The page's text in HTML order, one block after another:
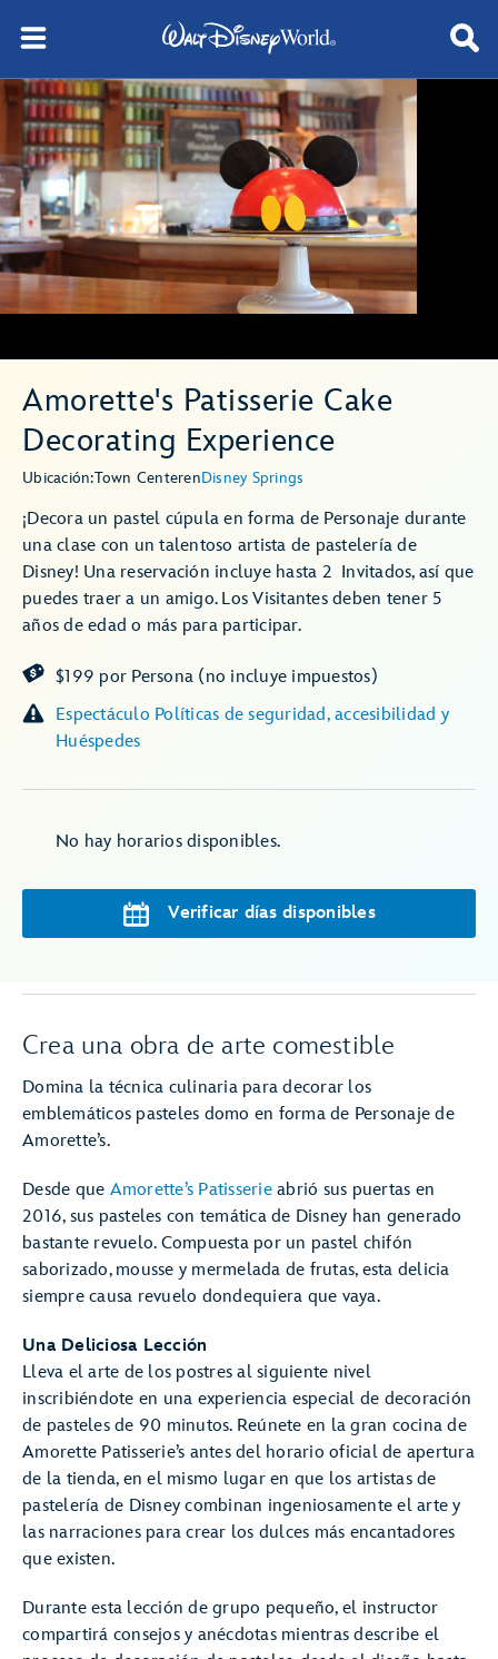
Amorette's Patisserie Cake
Decorating Experience
Ubicación:Town CenterenDisney Springs
¡Decora un pastel cúpula en forma de Personaje durante
una clase con un talentoso artista de pastelería de
Disney! Una reservación incluye hasta 2 Invitados, así que
puedes traer a un amigo. Los Visitantes deben tener 5
años de edad o más para participar.
$199 por Persona (no incluye impuestos)
Espectáculo Políticas de seguridad, accesibilidad y
Huéspedes
No hay horarios disponibles.
Verificar días disponibles
Crea una obra de arte comestible
Domina la técnica culinaria para decorar los
emblemáticos pasteles domo en forma de Personaje de
Amorette’s.
Desde que Amorette’s Patisserieabrió sus puertas en
2016, sus pasteles con temática de Disney han generado
bastante revuelo. Compuesta por un pastel chifón
saborizado, mousse y mermelada de frutas, esta delicia
siempre causa revuelo dondequiera que vaya.
Una Deliciosa Lección
Lleva el arte de los postres al siguiente nivel
inscribiéndote en una experiencia especial de decoración
de pasteles de 90 minutos. Reúnete en la gran cocina de
Amorette Patisserie’s antes del horario oficial de apertura
de la tienda, en el mismo lugar en que los artistas de
pastelería de Disney combinan ingeniosamente el arte y
las narraciones para crear los dulces más encantadores
que existen.
Durante esta lección de grupo pequeño, el instructor
compartirá consejos y anécdotas mientras describe el